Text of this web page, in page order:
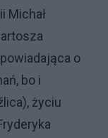
Michał
o
bo i
życiu